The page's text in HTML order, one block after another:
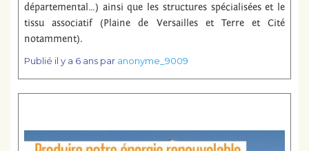
départemental…) ainsi que les structures spécialisées et le
tissu associatif (Plaine de Versailles et Terre et Cité
notamment).
Publié il y a 6 anspar anonyme_9009